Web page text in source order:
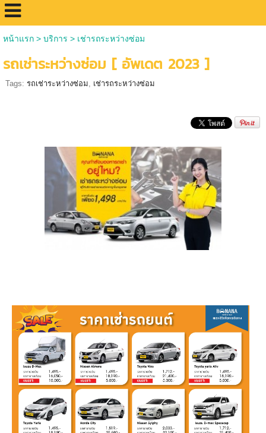
หน้าแรก> บริการ > เช่ารถระหว่างซ่อม
รถเช่าระหว่างซ่อม [ อัพเดต 2023 ]
Tags: รถเช่าระหว่างซ่อม, เช่ารถระหว่างซ่อม